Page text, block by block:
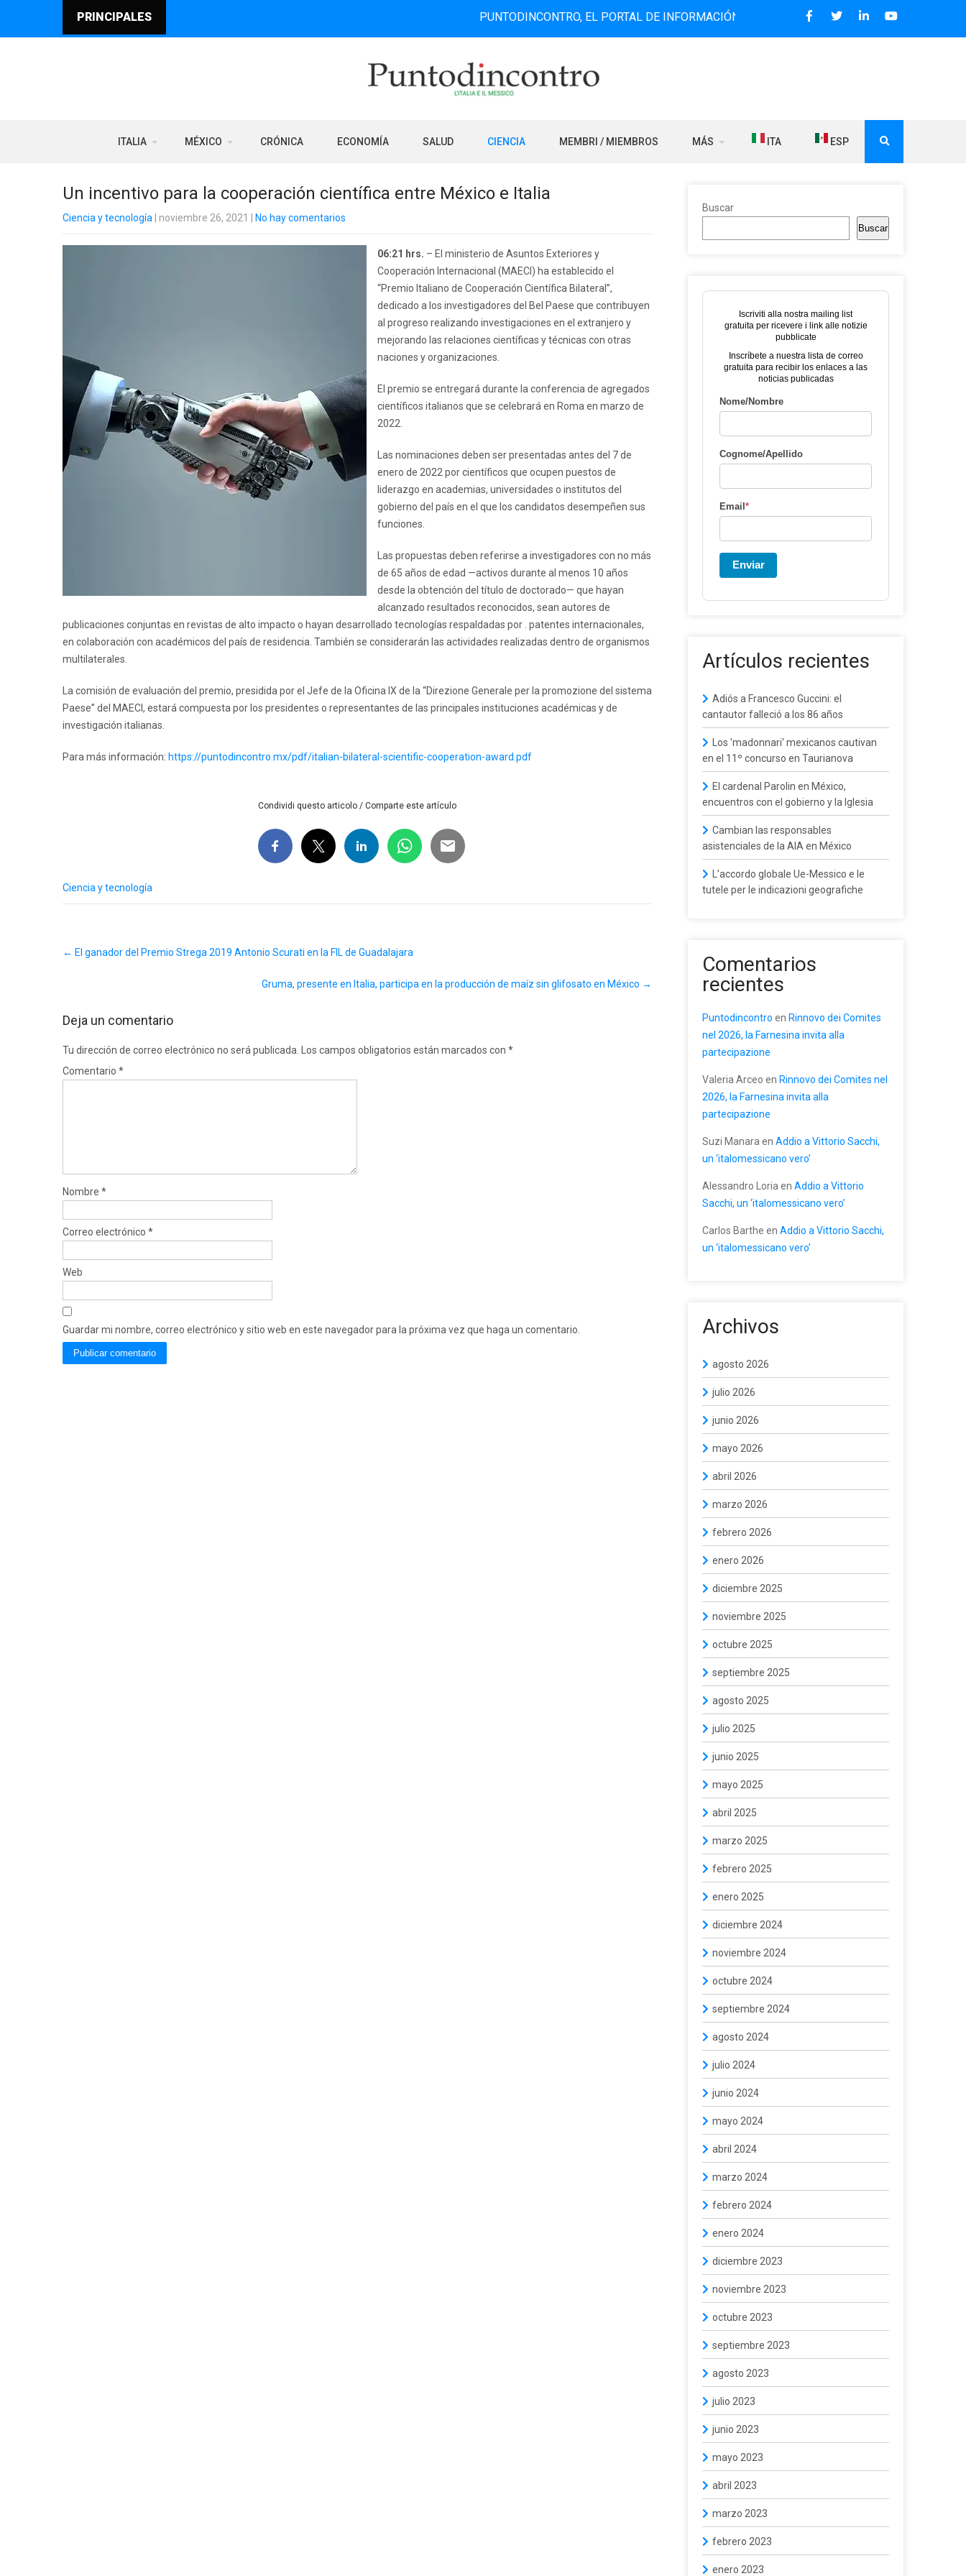
PRINCIPALES PUNTODINCONTRO, EL PORTAL DE INFORMACIÓN BILINGÜE QUE DESDE 2006 DIFUNDE NOTICIAS
ITALIA MÉXICO CRÓNICA ECONOMÍA SALUD CIENCIA MEMBRI / MIEMBROS MÁS ITA ESP
Un incentivo para la cooperación científica entre México e Italia
Ciencia y tecnología | noviembre 26, 2021 No hay comentarios
06:21 hrs. – El ministerio de Asuntos Exteriores y
Cooperación Internacional (MAECI) ha establecido el
“Premio Italiano de Cooperación Científica Bilateral”,
dedicado a los investigadores del Bel Paese que contribuyen
al progreso realizando investigaciones en el extranjero y
mejorando las relaciones científicas y técnicas con otras
naciones y organizaciones.
El premio se entregará durante la conferencia de agregados
científicos italianos que se celebrará en Roma en marzo de
2022.
Las nominaciones deben ser presentadas antes del 7 de
enero de 2022 por científicos que ocupen puestos de
liderazgo en academias, universidades o institutos del
gobierno del país en el que los candidatos desempeñen sus
funciones.
Las propuestas deben referirse a investigadores con no más
de 65 años de edad —activos durante al menos 10 años
desde la obtención del título de doctorado— que hayan
alcanzado resultados reconocidos, sean autores de
publicaciones conjuntas en revistas de alto impacto o hayan desarrollado tecnologías respaldadas por . patentes internacionales,
en colaboración con académicos del país de residencia. También se considerarán las actividades realizadas dentro de organismos
multilaterales.
La comisión de evaluación del premio, presidida por el Jefe de la Oficina IX de la “Direzione Generale per la promozione del sistema
Paese” del MAECI, estará compuesta por los presidentes o representantes de las principales instituciones académicas y de
investigación italianas.
Para más información: https://puntodincontro.mx/pdf/italian-bilateral-scientific-cooperation-award.pdf
Condividi questo articolo / Comparte este artículo
Ciencia y tecnología
navigation
← El ganador del Premio Strega 2019 Antonio Scurati en la FIL de Guadalajara
Gruma, presente en Italia, participa en la producción de maíz sin glifosato en México →
Deja un comentario
Tu dirección de correo electrónico no será publicada. Los campos obligatorios están marcados con *
Comentario *
Nombre *
Correo electrónico *
Web
Guardar mi nombre, correo electrónico y sitio web en este navegador para la próxima vez que haga un comentario.
Buscar
Buscar
Iscriviti alla nostra mailing list
gratuita per ricevere i link alle notizie
pubblicate
Inscríbete a nuestra lista de correo
gratuita para recibir los enlaces a las
noticias publicadas
Nome/Nombre
Cognome/Apellido
Email *
Enviar
Artículos recientes
Adiós a Francesco Guccini: el
cantautor falleció a los 86 años
Los 'madonnari' mexicanos cautivan
en el 11º concurso en Taurianova
El cardenal Parolin en México,
encuentros con el gobierno y la Iglesia
Cambian las responsables
asistenciales de la AIA en México
L’accordo globale Ue-Messico e le
tutele per le indicazioni geografiche
Comentarios
recientes
Puntodincontro en Rinnovo dei Comites
nel 2026, la Farnesina invita alla
partecipazione
Valeria Arceo en Rinnovo dei Comites nel
2026, la Farnesina invita alla
partecipazione
Suzi Manara en Addio a Vittorio Sacchi,
un ‘italomessicano vero’
Alessandro Loria en Addio a Vittorio
Sacchi, un ‘italomessicano vero’
Carlos Barthe en Addio a Vittorio Sacchi,
un ‘italomessicano vero’
Archivos
agosto 2026
julio 2026
junio 2026
mayo 2026
abril 2026
marzo 2026
febrero 2026
enero 2026
diciembre 2025
noviembre 2025
octubre 2025
septiembre 2025
agosto 2025
julio 2025
junio 2025
mayo 2025
abril 2025
marzo 2025
febrero 2025
enero 2025
diciembre 2024
noviembre 2024
octubre 2024
septiembre 2024
agosto 2024
julio 2024
junio 2024
mayo 2024
abril 2024
marzo 2024
febrero 2024
enero 2024
diciembre 2023
noviembre 2023
octubre 2023
septiembre 2023
agosto 2023
julio 2023
junio 2023
mayo 2023
abril 2023
marzo 2023
febrero 2023
enero 2023